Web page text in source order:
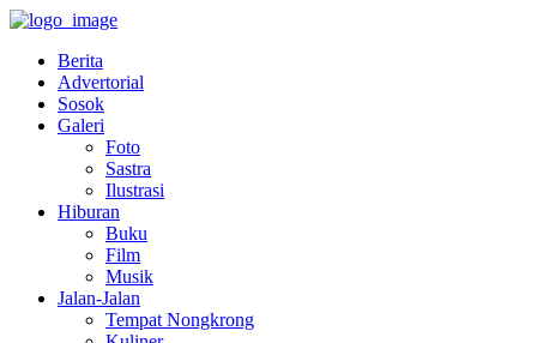
Berita
Advertorial
Sosok
Galeri
Foto
Sastra
Ilustrasi
Hiburan
Buku
Film
Musik
Jalan-Jalan
Tempat Nongkrong